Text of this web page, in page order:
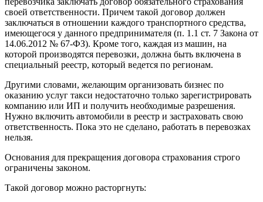
своей ответственности. Причем такой договор должен
заключаться в отношении каждого транспортного средства,
имеющегося у данного предпринимателя (п. 1.1 ст. 7 Закона от
14.06.2012 № 67-ФЗ). Кроме того, каждая из машин, на
которой производятся перевозки, должна быть включена в
специальный реестр, который ведется по регионам.
Другими словами, желающим организовать бизнес по
оказанию услуг такси недостаточно только зарегистрировать
компанию или ИП и получить необходимые разрешения.
Нужно включить автомобили в реестр и застраховать свою
ответственность. Пока это не сделано, работать в перевозках
нельзя.
Основания для прекращения договора страхования строго
ограничены законом.
Такой договор можно расторгнуть: